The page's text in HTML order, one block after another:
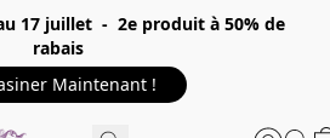
17 juillet - 2e produit à 50% de
rabais
Maintenant !